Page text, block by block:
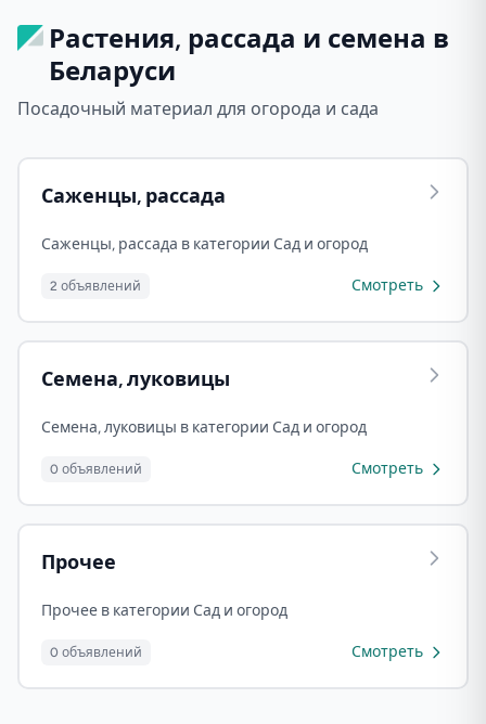
Растения, рассада и семена в
Беларуси
Посадочный материал для огорода и сада
Саженцы, рассада
Саженцы, рассада в категории Сад и огород
2 объявлений Смотреть
Семена, луковицы
Семена, луковицы в категории Сад и огород
0 объявлений Смотреть
Прочее
Прочее в категории Сад и огород
0 объявлений Смотреть